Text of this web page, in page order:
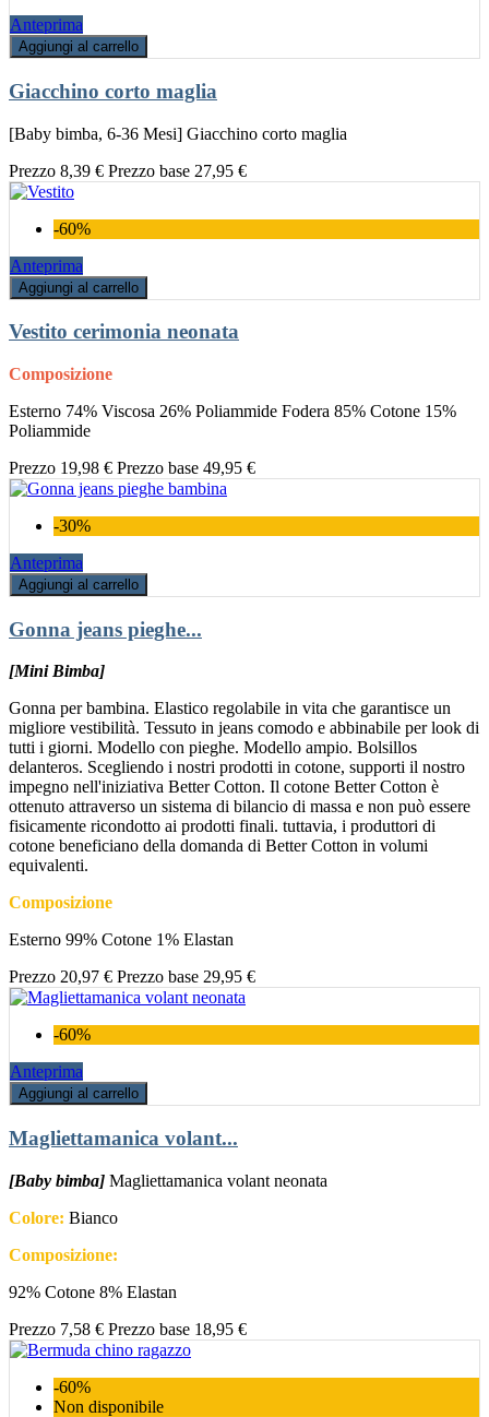
Anteprima
Aggiungi al carrello
Giacchino corto maglia
[Baby bimba, 6-36 Mesi] Giacchino corto maglia
Prezzo 8,39 € Prezzo base 27,95 €
-60%
Anteprima
Aggiungi al carrello
Vestito cerimonia neonata
Composizione
Esterno 74% Viscosa 26% Poliammide Fodera 85% Cotone 15%
Poliammide
Prezzo 19,98 € Prezzo base 49,95 €
-30%
Anteprima
Aggiungi al carrello
Gonna jeans pieghe...
[Mini Bimba]
Gonna per bambina. Elastico regolabile in vita che garantisce un
migliore vestibilità. Tessuto in jeans comodo e abbinabile per look di
tutti i giorni. Modello con pieghe. Modello ampio. Bolsillos
delanteros. Scegliendo i nostri prodotti in cotone, supporti il nostro
impegno nell'iniziativa Better Cotton. Il cotone Better Cotton è
ottenuto attraverso un sistema di bilancio di massa e non può essere
fisicamente ricondotto ai prodotti finali. tuttavia, i produttori di
cotone beneficiano della domanda di Better Cotton in volumi
equivalenti.
Composizione
Esterno 99% Cotone 1% Elastan
Prezzo 20,97 € Prezzo base 29,95 €
-60%
Anteprima
Aggiungi al carrello
Magliettamanica volant...
[Baby bimba] Magliettamanica volant neonata
Colore: Bianco
Composizione:
92% Cotone 8% Elastan
Prezzo 7,58 € Prezzo base 18,95 €
-60%
Non disponibile